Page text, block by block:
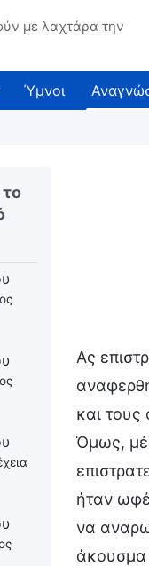
με λαχτάρα την
Ύμνοι
Ας
και τους
Όμως,
ήταν
να
άκουσμα